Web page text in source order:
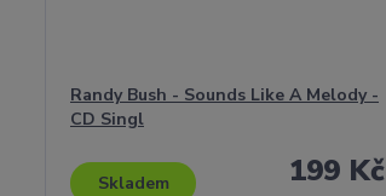
Randy Bush - Sounds Like A Melody -
CD Singl
199 Kč
Skladem